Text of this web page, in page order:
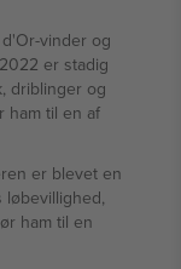
vinder og
er stadig
driblinger og
ham til en af
er blevet en
ham til en